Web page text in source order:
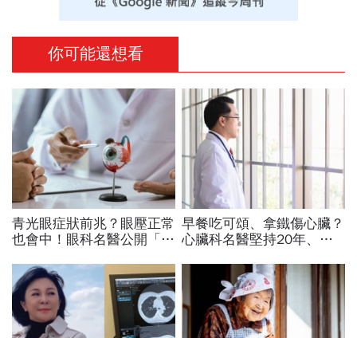
你可能還想看
青光眼症狀前兆？眼壓正常
也會中！眼科名醫公開「護
驟」：三餐多吃「1類食
物」護眼
早餐吃可頌、拿鐵傷心臟？
心臟科名醫堅持20年、早
喝咖啡前先喝「這1杯」更
護心